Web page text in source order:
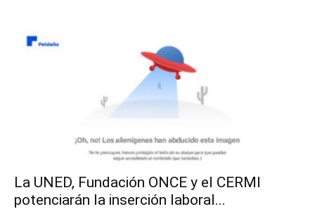
La UNED, Fundación ONCE y el CERMI
potenciarán la inserción laboral...